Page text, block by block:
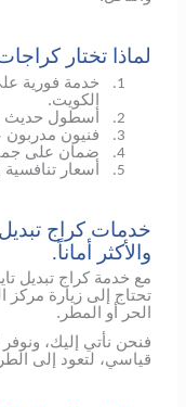
لماذا تختار
1.
خدمة فورية
الكويت.
2. أسطول حديث
3. فنيون
4. ضمان على
5. أسعار
خدمات كراج تبديل
والأكثر أماناً.
مع خدمة كراج تبديل
تحتاج إلى زيارة مركز
الحر أو المطر.
فنحن نأتي إليك،
قياسي، لتعود إلى